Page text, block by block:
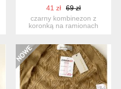
41 zł
69 zł
czarny kombinezon z
koronką na ramionach